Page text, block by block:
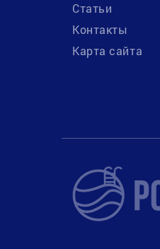
Статьи
Контакты
Карта сайта